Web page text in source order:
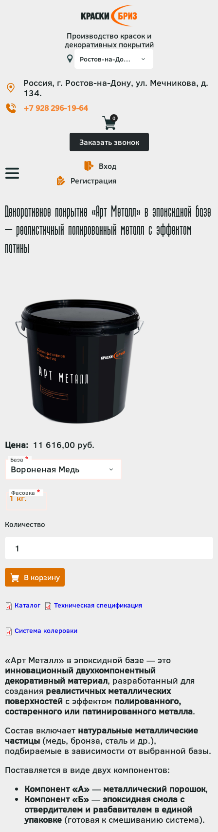
Производство красок и
декоративных покрытий
Россия, г. Ростов-на-Дону, ул. Мечникова, д.
134.
+7 928 296-19-64
0
Заказать звонок
Основная
навигация
Вход
Регистрация
Декоративное покрытие «Арт Металл» в эпоксидной базе
— реалистичный полированный металл с эффектом
патины
Цена 11 616,00 руб.
База
Фасовка
1 кг.
Количество
«Арт Металл» в эпоксидной базе — это
инновационный двухкомпонентный
декоративный материал, разработанный для
создания реалистичных металлических
поверхностей с эффектом полированного,
состаренного или патинированного металла.
Состав включает натуральные металлические
частицы (медь, бронза, сталь и др.),
подбираемые в зависимости от выбранной базы.
Поставляется в виде двух компонентов:
Компонент «А» — металлический порошок,
Компонент «Б» — эпоксидная смола с
отвердителем и разбавителем в единой
упаковке (готовая к смешиванию система).